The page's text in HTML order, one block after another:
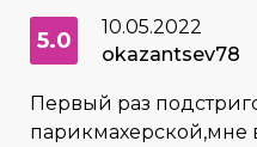
5.0
10.05.2022
okazantsev78
Первый раз
парикмахерской,мне